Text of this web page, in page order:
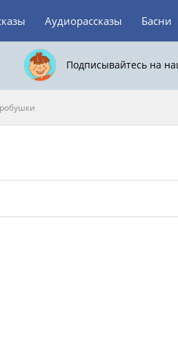
Аудиорассказы Басни
Подписывайтесь на